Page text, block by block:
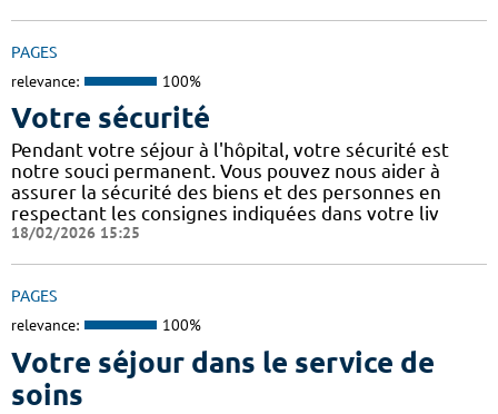
PAGES
relevance: 100%
Votre sécurité
Pendant votre séjour à l'hôpital, votre sécurité est
notre souci permanent. Vous pouvez nous aider à
assurer la sécurité des biens et des personnes en
respectant les consignes indiquées dans votre liv
18/02/2026 15:25
PAGES
relevance: 100%
Votre séjour dans le service de
soins